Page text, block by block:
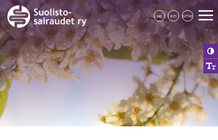
se en sme